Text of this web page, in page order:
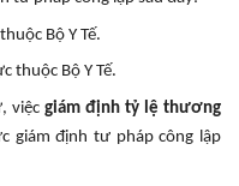
Bộ Y Tế.
thuộc Bộ Y Tế.
việcgiám định tỷ lệ thương
giám định tư pháp công lập